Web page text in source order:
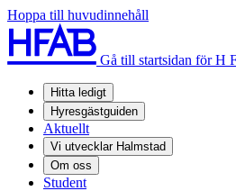
Hoppa till huvudinnehåll
Gå till startsidan för H
Hitta ledigt
Hyresgästguiden
Aktuellt
Vi utvecklar Halmstad
Om oss
Student